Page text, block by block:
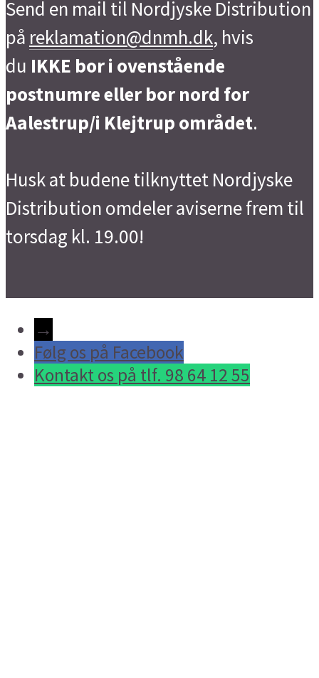
Send en mail til Nordjyske Distribution
på reklamation@dnmh.dk, hvis
du IKKE bor i ovenstående
postnumre eller bor nord for
Aalestrup/i Klejtrup området.
Husk at budene tilknyttet Nordjyske
Distribution omdeler aviserne frem til
torsdag kl. 19.00!
→
Følg os på Facebook
Kontakt os på tlf. 98 64 12 55